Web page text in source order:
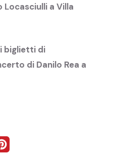
a Villa
biglietti di
di Danilo Rea a